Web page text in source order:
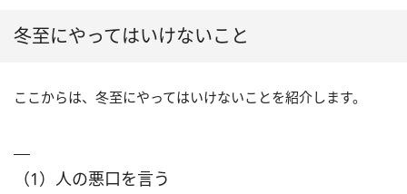
冬至にやってはいけないこと
ここからは、冬至にやってはいけないことを紹介します。
（1）人の悪口を言う